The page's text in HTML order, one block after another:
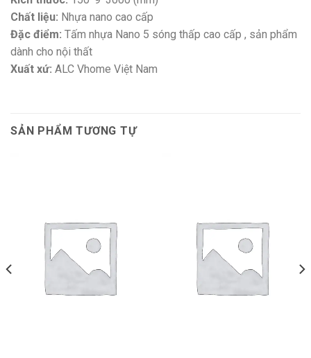
Chất liệu: Nhựa nano cao cấp
Đặc điểm: Tấm nhựa Nano 5 sóng thấp cao cấp , sản phẩm
dành cho nội thất
Xuất xứ: ALC Vhome Việt Nam
SẢN PHẨM TƯƠNG TỰ